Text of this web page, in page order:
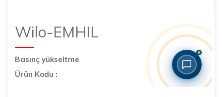
Wilo-EMHIL
Basınç yükseltme
Ürün Kodu :